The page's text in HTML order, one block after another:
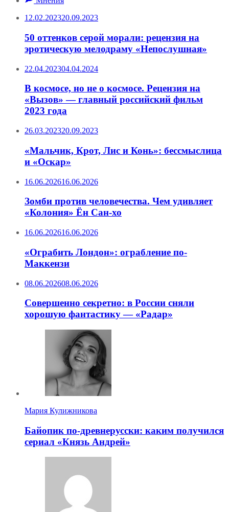
12.02.202320.09.2023
50 оттенков серой морали: рецензия на
эротическую мелодраму «Непослушная»
22.04.202304.04.2024
В космосе, но не о космосе. Рецензия на
«Вызов» — главный российский фильм
2023 года
26.03.202320.09.2023
«Мальчик, Крот, Лис и Конь»: бессмыслица
и «Оскар»
16.06.202616.06.2026
Зомби против человечества. Чем удивляет
«Колония» Ён Сан-хо
16.06.202616.06.2026
«Ограбить Лондон»: ограбление по-
Маккензи
08.06.202608.06.2026
Совершенно секретно: в России сняли
хорошую фантастику — «Радар»
Мария Кулижникова
Байопик по-древнерусски: каким получился
сериал «Князь Андрей»